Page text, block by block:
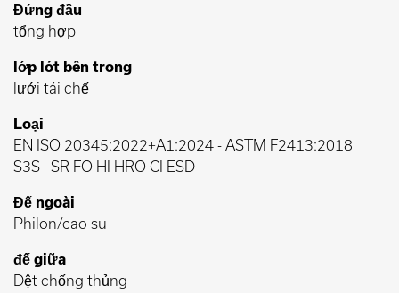
Đứng đầu
tổng hợp
lớp lót bên trong
lưới tái chế
Loại
EN ISO 20345:2022+A1:2024 - ASTM F2413:2018
S3S
SR FO HI HRO CI ESD
Đế ngoài
Philon/cao su
đế giữa
Dệt chống thủng